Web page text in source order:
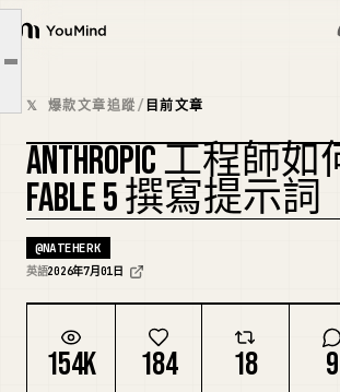
YouMind
概覽
使用案例
技能
提示詞
定價
價格與截止日期
當 Fable 將任務轉給 Opus 時
總結
𝕏 爆款文章追蹤/ 目前文章
ANTHROPIC 工程師
FABLE 5 撰寫提示詞
@NATEHERK
英語2026年7月01日
154K 184 18 9